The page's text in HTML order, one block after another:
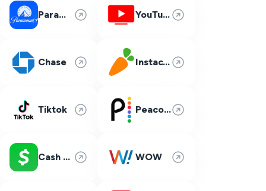
Paramount Plus YouTube TV
Chase Instacart
Tiktok Peacock
Cash App WOW